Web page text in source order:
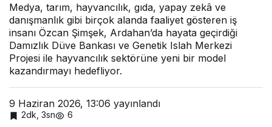
büyük
hedef
Medya, tarım, hayvancılık, gıda, yapay zekâ ve
danışmanlık gibi birçok alanda faaliyet gösteren iş
insanı Özcan Şimşek, Ardahan’da hayata geçirdiği
Damızlık Düve Bankası ve Genetik Islah Merkezi
Projesi ile hayvancılık sektörüne yeni bir model
kazandırmayı hedefliyor.
9 Haziran 2026, 13:06 yayınlandı
2dk, 3sn 6